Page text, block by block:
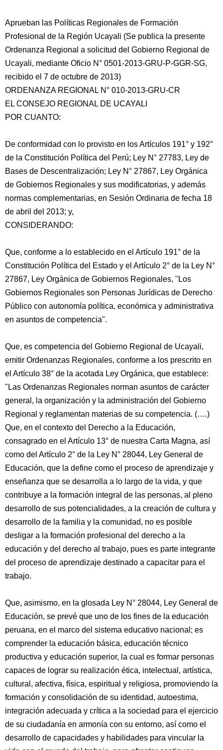
Aprueban las Políticas Regionales de Formación
Profesional de la Región Ucayali (Se publica la presente
Ordenanza Regional a solicitud del Gobierno Regional de
Ucayali, mediante Oficio N° 0501-2013-GRU-P-GGR-SG,
recibido el 7 de octubre de 2013)
ORDENANZA REGIONAL N° 010-2013-GRU-CR
EL CONSEJO REGIONAL DE UCAYALI
POR CUANTO:
De conformidad con lo provisto en los Artículos 191° y 192°
de la Constitución Política del Perú; Ley N° 27783, Ley de
Bases de Descentralización; Ley N° 27867, Ley Orgánica
de Gobiernos Regionales y sus modificatorias, y además
normas complementarias, en Sesión Ordinaria de fecha 18
de abril del 2013; y,
CONSIDERANDO:
Que, conforme a lo establecido en el Artículo 191° de la
Constitución Política del Estado y el Artículo 2° de la Ley N°
27867, Ley Orgánica de Gobiernos Regionales, "Los
Gobiernos Regionales son Personas Jurídicas de Derecho
Público con autonomía política, económica y administrativa
en asuntos de competencia".
Que, es competencia del Gobierno Regional de Ucayali,
emitir Ordenanzas Regionales, conforme a los prescrito en
el Artículo 38° de la acotada Ley Orgánica, que establece:
"Las Ordenanzas Regionales norman asuntos de carácter
general, la organización y la administración del Gobierno
Regional y reglamentan materias de su competencia. (….)
Que, en el contexto del Derecho a la Educación,
consagrado en el Artículo 13° de nuestra Carta Magna, así
como del Artículo 2° de la Ley N° 28044, Ley General de
Educación, que la define como el proceso de aprendizaje y
enseñanza que se desarrolla a lo largo de la vida, y que
contribuye a la formación integral de las personas, al pleno
desarrollo de sus potencialidades, a la creación de cultura y
desarrollo de la familia y la comunidad, no es posible
desligar a la formación profesional del derecho a la
educación y del derecho al trabajo, pues es parte integrante
del proceso de aprendizaje destinado a capacitar para el
trabajo.
Que, asimismo, en la glosada Ley N° 28044, Ley General de
Educación, se prevé que uno de los fines de la educación
peruana, en el marco del sistema educativo nacional; es
comprender la educación básica, educación técnico
productiva y educación superior, la cual es formar personas
capaces de lograr su realización ética, intelectual, artística,
cultural, afectiva, física, espiritual y religiosa, promoviendo la
formación y consolidación de su identidad, autoestima,
integración adecuada y crítica a la sociedad para el ejercicio
de su ciudadanía en armonía con su entorno, así como el
desarrollo de capacidades y habilidades para vincular la